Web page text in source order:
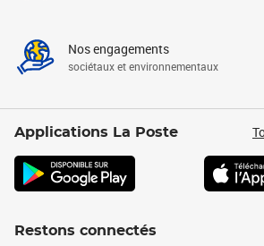
Nos engagements
sociétaux et environnementaux
Applications La Poste
Restons connectés